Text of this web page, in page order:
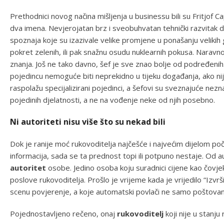
Prethodnici novog načina mišljenja u businessu bili su Fritjof
dva imena. Nevjerojatan brz i sveobuhvatan tehnički
spoznaja koje su izazivale velike promjene u ponašanju
pokret zelenih, ili pak snažnu osudu nuklearnih pokusa.
znanja. Još ne tako davno, šef je sve znao bolje od
pojedincu nemoguće biti neprekidno u tijeku događanja, ako
raspolažu specijalizirani pojedinci, a šefovi su sveznajuće
pojedinih djelatnosti, a ne na vođenje neke od njih posebno.
Ni autoriteti nisu više što su nekad bili
Dok je ranije moć rukovoditelja najčešće i najvećim dijelom
informacija, sada se ta prednost topi ili potpuno nestaje. Od
autoritet osobe. Jedino osoba koju suradnici cijene kao
poslove rukovoditelja. Prošlo je vrijeme kada je vrijedilo
scenu povjerenje, a koje automatski povlači ne samo
Pojednostavljeno rečeno, onaj rukovoditelj koji nije u stanju